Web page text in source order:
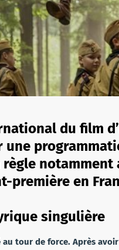
du film
une
règle
première en
singulière
tour de force. Après